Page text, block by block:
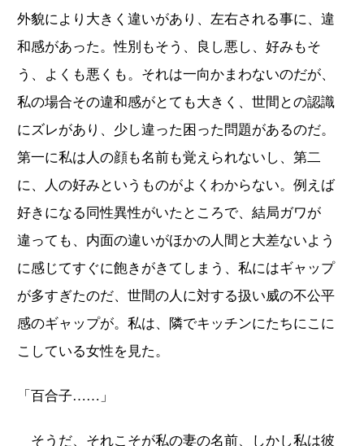
外貌により大きく違いがあり、左右される事に、違
和感があった。性別もそう、良し悪し、好みもそ
う、よくも悪くも。それは一向かまわないのだが、
私の場合その違和感がとても大きく、世間との認識
にズレがあり、少し違った困った問題があるのだ。
第一に私は人の顔も名前も覚えられないし、第二
に、人の好みというものがよくわからない。例えば
好きになる同性異性がいたところで、結局ガワが
違っても、内面の違いがほかの人間と大差ないよう
に感じてすぐに飽きがきてしまう、私にはギャップ
が多すぎたのだ、世間の人に対する扱い威の不公平
感のギャップが。私は、隣でキッチンにたちにこに
こしている女性を見た。
「百合子……」
そうだ、それこそが私の妻の名前、しかし私は彼